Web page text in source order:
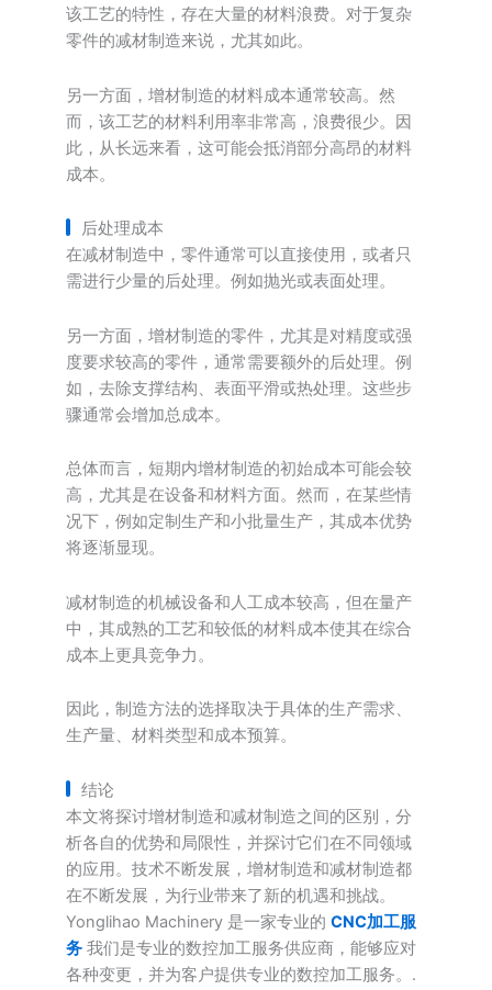
该工艺的特性，存在大量的材料浪费。对于复杂
零件的减材制造来说，尤其如此。
另一方面，增材制造的材料成本通常较高。然
而，该工艺的材料利用率非常高，浪费很少。因
此，从长远来看，这可能会抵消部分高昂的材料
成本。
后处理成本
在减材制造中，零件通常可以直接使用，或者只
需进行少量的后处理。例如抛光或表面处理。
另一方面，增材制造的零件，尤其是对精度或强
度要求较高的零件，通常需要额外的后处理。例
如，去除支撑结构、表面平滑或热处理。这些步
骤通常会增加总成本。
总体而言，短期内增材制造的初始成本可能会较
高，尤其是在设备和材料方面。然而，在某些情
况下，例如定制生产和小批量生产，其成本优势
将逐渐显现。
减材制造的机械设备和人工成本较高，但在量产
中，其成熟的工艺和较低的材料成本使其在综合
成本上更具竞争力。
因此，制造方法的选择取决于具体的生产需求、
生产量、材料类型和成本预算。
结论
本文将探讨增材制造和减材制造之间的区别，分
析各自的优势和局限性，并探讨它们在不同领域
的应用。技术不断发展，增材制造和减材制造都
在不断发展，为行业带来了新的机遇和挑战。
Yonglihao Machinery 是一家专业的 CNC加工服
务 我们是专业的数控加工服务供应商，能够应对
各种变更，并为客户提供专业的数控加工服务。.